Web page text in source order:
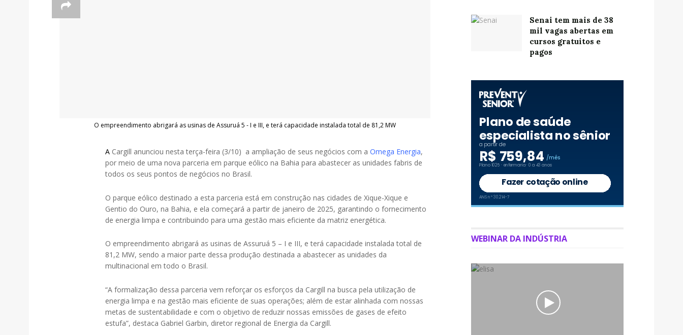
O empreendimento abrigará as usinas de Assuruá 5 - I e III, e terá capacidade instalada total de 81,2 MW
A Cargill anunciou nesta terça-feira (3/10) a ampliação de seus negócios com a Omega Energia,
por meio de uma nova parceria em parque eólico na Bahia para abastecer as unidades fabris de
todos os seus pontos de negócios no Brasil.
O parque eólico destinado a esta parceria está em construção nas cidades de Xique-Xique e
Gentio do Ouro, na Bahia, e ela começará a partir de janeiro de 2025, garantindo o fornecimento
de energia limpa e contribuindo para uma gestão mais eficiente da matriz energética.
O empreendimento abrigará as usinas de Assuruá 5 – I e III, e terá capacidade instalada total de
81,2 MW, sendo a maior parte dessa produção destinada a abastecer as unidades da
multinacional em todo o Brasil.
“A formalização dessa parceria vem reforçar os esforços da Cargill na busca pela utilização de
energia limpa e na gestão mais eficiente de suas operações; além de estar alinhada com nossas
metas de sustentabilidade e com o objetivo de reduzir nossas emissões de gases de efeito
estufa”, destaca Gabriel Garbin, diretor regional de Energia da Cargill.
Senai tem mais de 38
mil vagas abertas em
cursos gratuitos e
pagos
WEBINAR DA INDÚSTRIA